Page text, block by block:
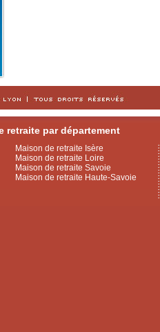
retraite par département
Maison de retraite Isère
Maison de retraite Loire
Maison de retraite Savoie
Maison de retraite Haute-Savoie